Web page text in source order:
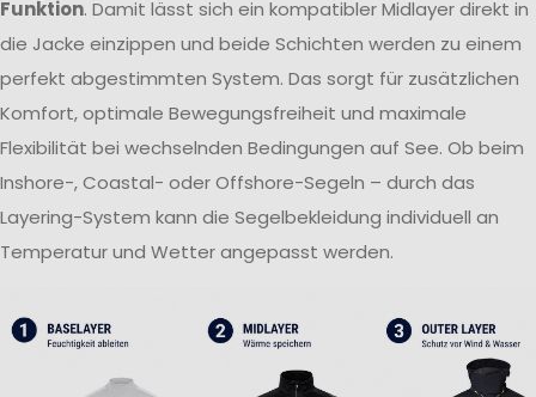
Funktion. Damit lässt sich ein kompatibler Midlayer direkt in
die Jacke einzippen und beide Schichten werden zu einem
perfekt abgestimmten System. Das sorgt für zusätzlichen
Komfort, optimale Bewegungsfreiheit und maximale
Flexibilität bei wechselnden Bedingungen auf See. Ob beim
Inshore-, Coastal- oder Offshore-Segeln – durch das
Layering-System kann die Segelbekleidung individuell an
Temperatur und Wetter angepasst werden.